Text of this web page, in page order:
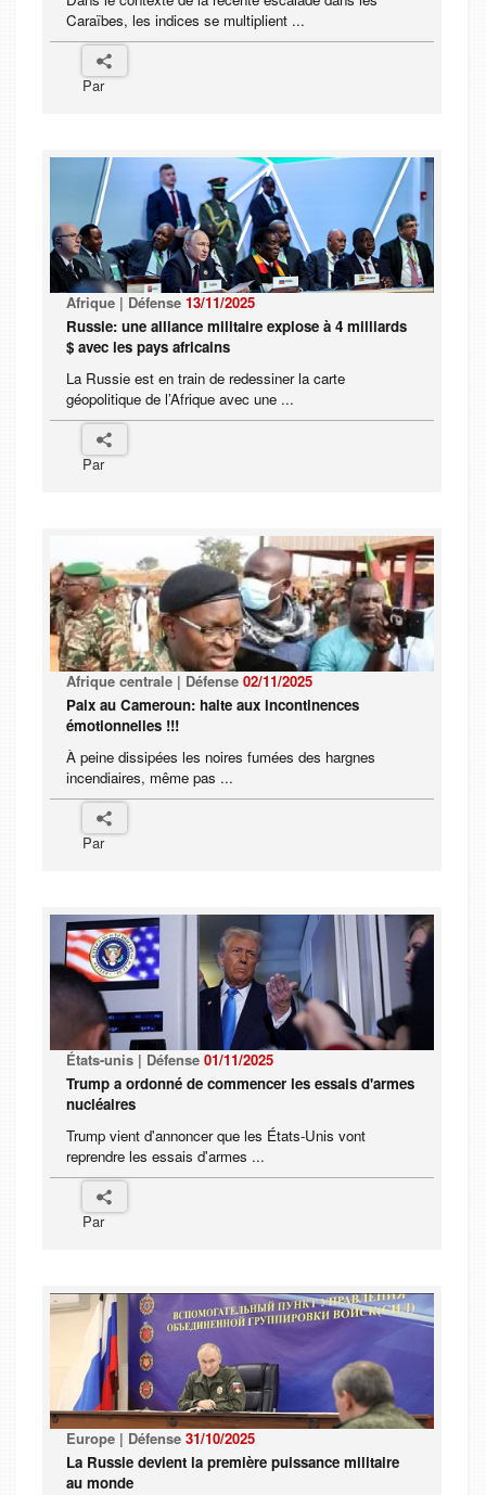
Caraïbes, les indices se multiplient ...
Par
Afrique | Défense 13/11/2025
Russie: une alliance militaire explose à 4 milliards
$ avec les pays africains
La Russie est en train de redessiner la carte
géopolitique de l’Afrique avec une ...
Par
Afrique centrale | Défense 02/11/2025
Paix au Cameroun: halte aux incontinences
émotionnelles !!!
À peine dissipées les noires fumées des hargnes
incendiaires, même pas ...
Par
États-unis | Défense 01/11/2025
Trump a ordonné de commencer les essais d'armes
nucléaires
Trump vient d'annoncer que les États-Unis vont
reprendre les essais d'armes ...
Par
Europe | Défense 31/10/2025
La Russie devient la première puissance militaire
au monde